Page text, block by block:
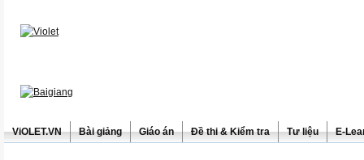
ViOLET.VN Bài giảng Giáo án Đề thi & Kiểm tra Tư liệu E-